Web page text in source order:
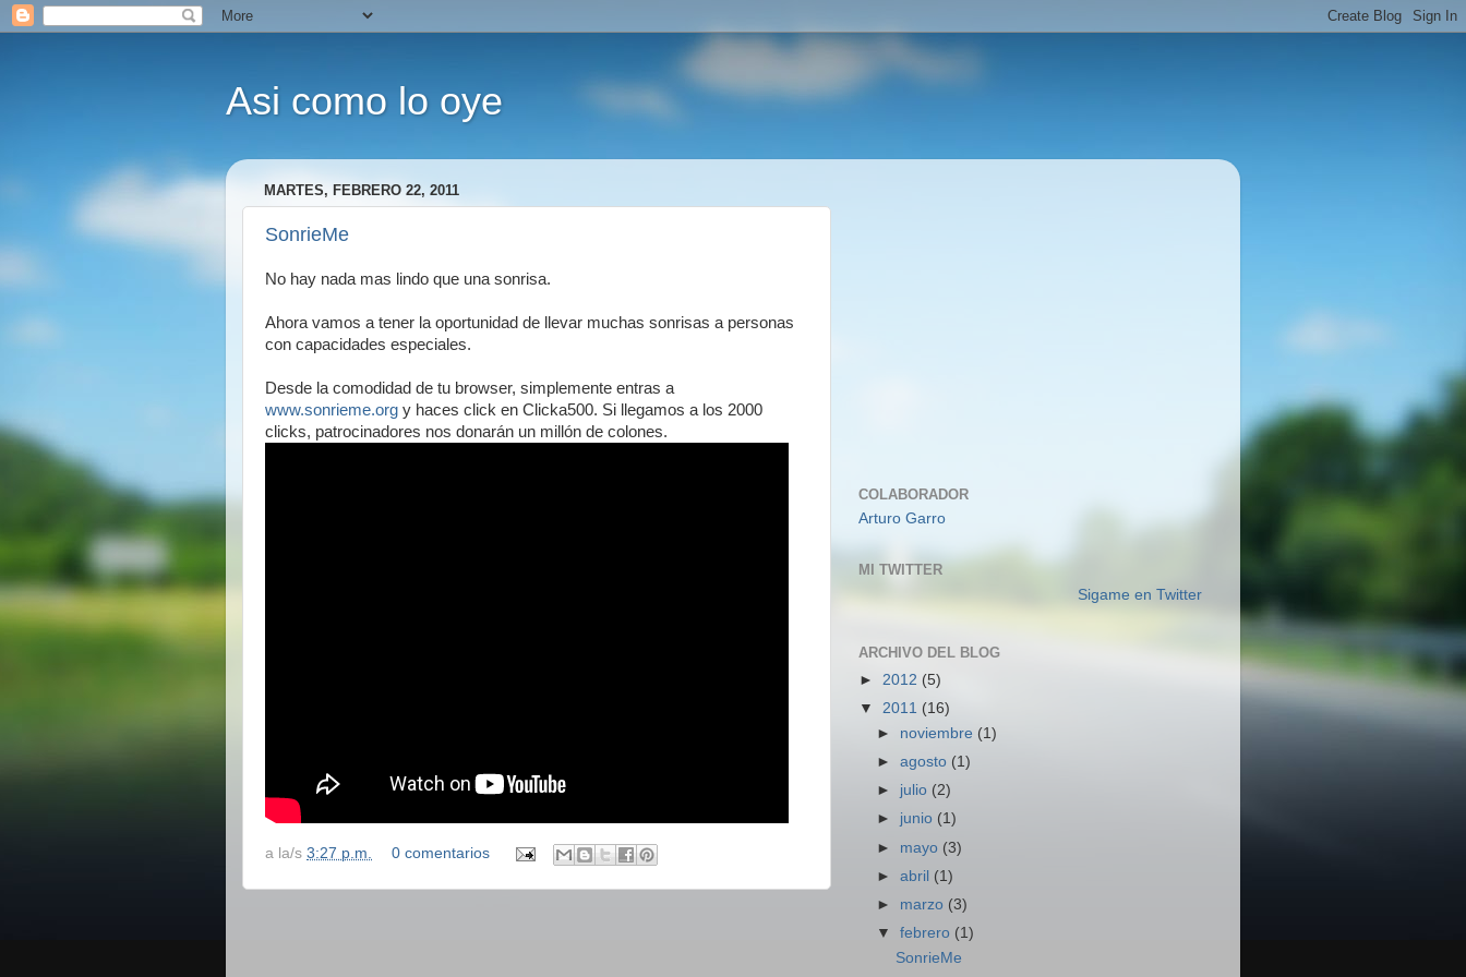
Asi como lo oye
MARTES, FEBRERO 22, 2011
SonrieMe
No hay nada mas lindo que una sonrisa.
Ahora vamos a tener la oportunidad de llevar muchas sonrisas a personas
con capacidades especiales.
Desde la comodidad de tu browser, simplemente entras a
www.sonrieme.org y haces click en Clicka500. Si llegamos a los 2000
clicks, patrocinadores nos donarán un millón de colones.
a la/s 3:27 p.m. 0 comentarios
COLABORADOR
Arturo Garro
MI TWITTER
Sigame en Twitter
ARCHIVO DEL BLOG
► 2012 (5)
▼ 2011 (16)
► noviembre (1)
►agosto (1)
► julio (2)
► junio (1)
► mayo (3)
►abril (1)
► marzo (3)
▼febrero (1)
SonrieMe